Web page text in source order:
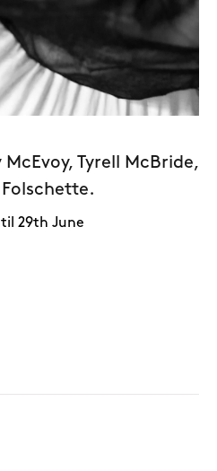
McEvoy, Tyrell McBride,
Folschette.
29th June